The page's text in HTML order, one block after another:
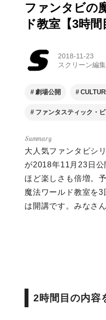
ファンタビの
ド教室【3時間
2018-11-23
スクリーン編
劇場公開
ファンタスティック・
大人気ファンタビシ
が2018年11月23日公
ほど楽しさも倍増。
魔法ワールド教室を
は開講です。みなさ
2時間目の内容